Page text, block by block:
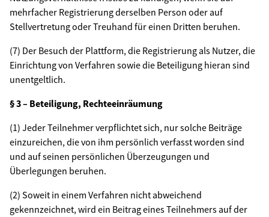
mehrfacher Registrierung derselben Person oder auf
Stellvertretung oder Treuhand für einen Dritten beruhen.
(7) Der Besuch der Plattform, die Registrierung als Nutzer, die
Einrichtung von Verfahren sowie die Beteiligung hieran sind
unentgeltlich.
§ 3 – Beteiligung, Rechteeinräumung
(1) Jeder Teilnehmer verpflichtet sich, nur solche Beiträge
einzureichen, die von ihm persönlich verfasst worden sind
und auf seinen persönlichen Überzeugungen und
Überlegungen beruhen.
(2) Soweit in einem Verfahren nicht abweichend
gekennzeichnet, wird ein Beitrag eines Teilnehmers auf der